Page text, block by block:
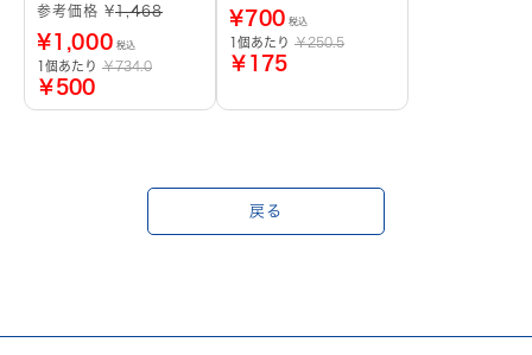
参考価格 ¥1,468
¥1,000 税込
1個あたり ￥734.0
￥500
¥700 税込
1個あたり ￥250.5
￥175
戻る